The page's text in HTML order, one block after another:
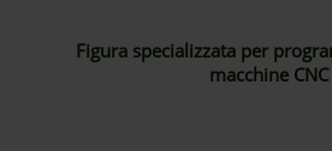
Figura specializzata per
macchine CNC